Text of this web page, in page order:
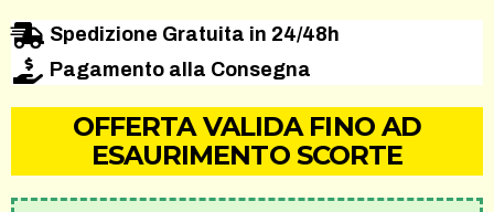
Spedizione Gratuita in 24/48h
Pagamento alla Consegna
OFFERTA VALIDA FINO AD
ESAURIMENTO SCORTE